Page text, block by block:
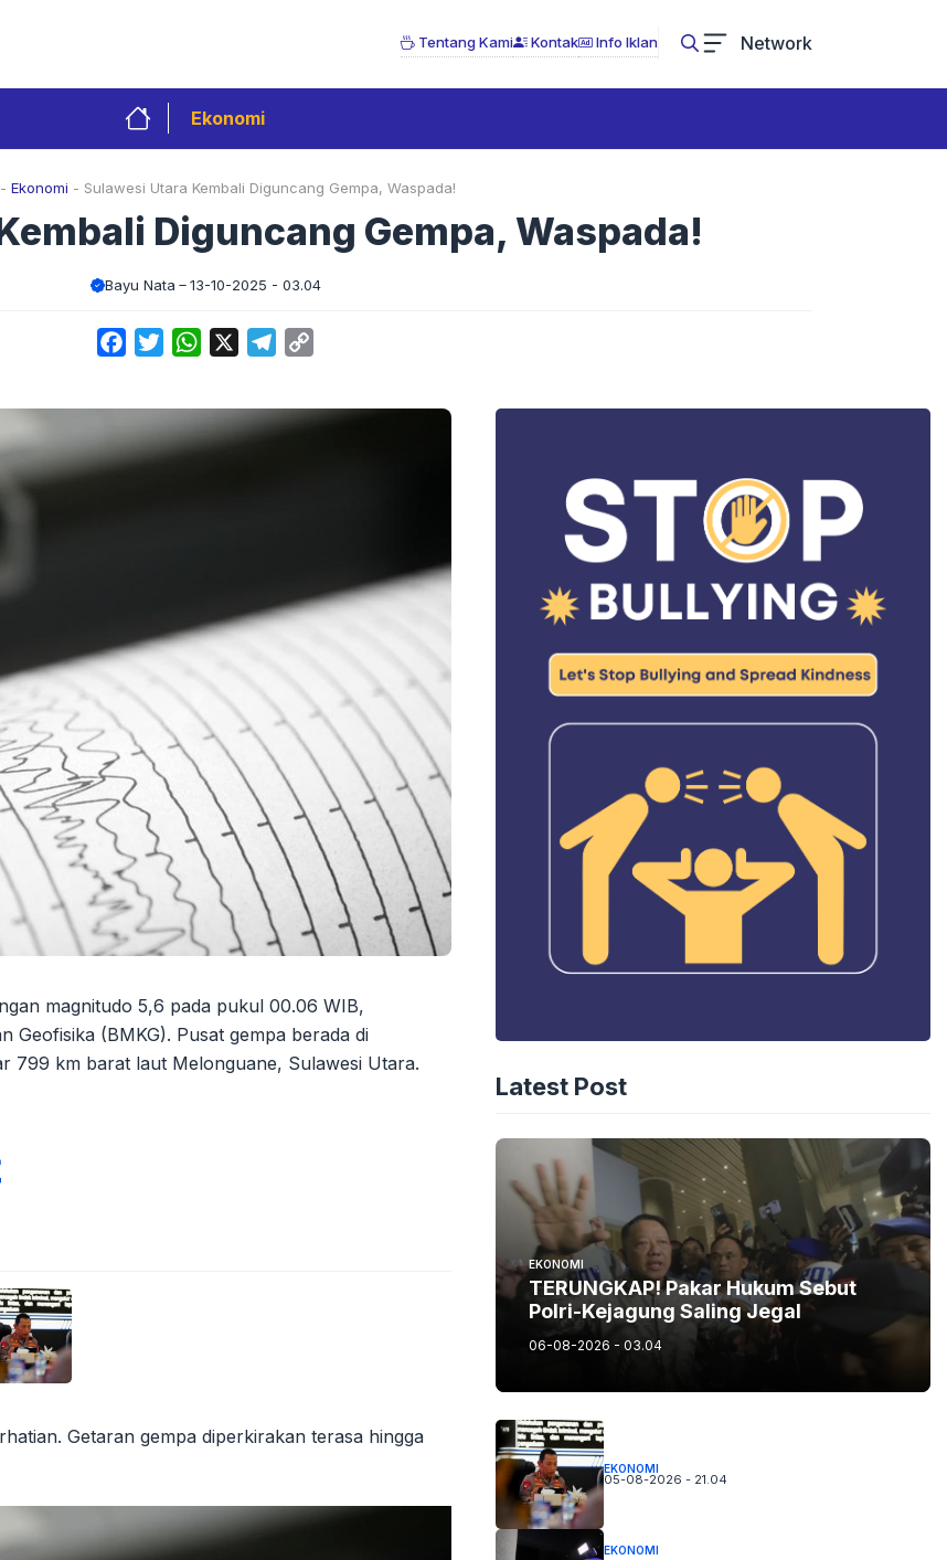
Tentang Kami Kontak Info Iklan Network
Ekonomi
- Ekonomi - Sulawesi Utara Kembali Diguncang Gempa, Waspada!
Diguncang Gempa, Waspada!
Bayu Nata 13-10-2025 - 03.04
FacebookTwitterWhatsApp Telegram
magnitudo 5,6 pada pukul 00.06 WIB,
Geofisika (BMKG). Pusat gempa berada di
799 km barat laut Melonguane, Sulawesi Utara.
Getaran gempa diperkirakan terasa hingga
Latest Post
EKONOMI
TERUNGKAP! Pakar Hukum Sebut
Polri-Kejagung Saling Jegal
06-08-2026 - 03.04
EKONOMI
05-08-2026 - 21.04
EKONOMI